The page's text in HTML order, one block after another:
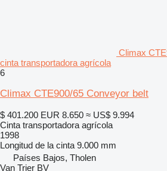
Climax
cinta transportadora agrícola
6
Climax CTE900/65 Conveyor belt
$ 401.200 EUR 8.650 ≈ US$ 9.994
Cinta transportadora agrícola
1998
Longitud de la cinta 9.000 mm
Países Bajos, Tholen
Van Trier BV